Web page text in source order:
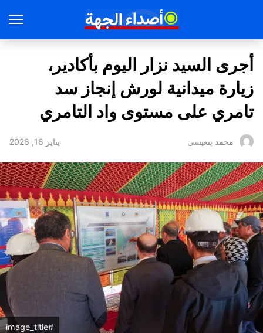
أجرى السيد نزار اليوم بأكادير،
زيارة ميدانية لورش إنجاز سد
تامري على مستوى واد التامري
محمد بنعيسى يناير 16, 2026
#image_title